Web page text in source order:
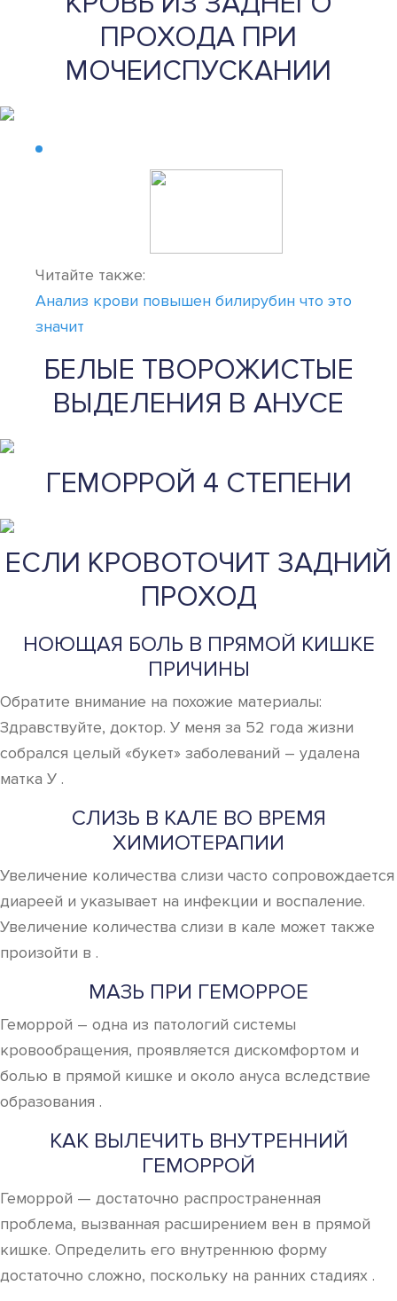
ПРОХОДА ПРИ
МОЧЕИСПУСКАНИИ
Читайте также:
Анализ крови повышен билирубин что это
значит
БЕЛЫЕ ТВОРОЖИСТЫЕ
ВЫДЕЛЕНИЯ В АНУСЕ
ГЕМОРРОЙ 4 СТЕПЕНИ
ЕСЛИ КРОВОТОЧИТ ЗАДНИЙ
ПРОХОД
НОЮЩАЯ БОЛЬ В ПРЯМОЙ КИШКЕ
ПРИЧИНЫ
Обратите внимание на похожие материалы:
Здравствуйте, доктор. У меня за 52 года жизни
собрался целый «букет» заболеваний – удалена
матка У .
СЛИЗЬ В КАЛЕ ВО ВРЕМЯ
ХИМИОТЕРАПИИ
Увеличение количества слизи часто сопровождается
диареей и указывает на инфекции и воспаление.
Увеличение количества слизи в кале может также
произойти в .
МАЗЬ ПРИ ГЕМОРРОЕ
Геморрой – одна из патологий системы
кровообращения, проявляется дискомфортом и
болью в прямой кишке и около ануса вследствие
образования .
КАК ВЫЛЕЧИТЬ ВНУТРЕННИЙ
ГЕМОРРОЙ
Геморрой — достаточно распространенная
проблема, вызванная расширением вен в прямой
кишке. Определить его внутреннюю форму
достаточно сложно, поскольку на ранних стадиях .